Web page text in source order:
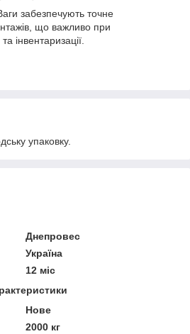
забезпечують точне
що важливо при
інвентаризації.
упаковку.
Днепровес
Україна
12 міс
Нове
2000 кг